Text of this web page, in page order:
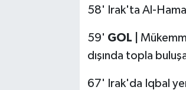
58' Irak'ta Al-
59' GOL |
dışında topla
67' Irak'da Iqbal